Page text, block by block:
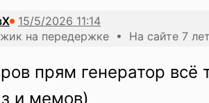
на передержке • На сайте 7
прям генератор всё
и мемов)